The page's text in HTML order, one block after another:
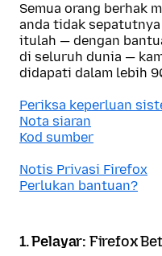
Semua orang berhak
anda tidak sepatutnya
itulah — dengan
di seluruh dunia —
didapati dalam lebih
Periksa keperluan
Nota siaran
Kod sumber
Notis Privasi Firefox
Perlukan bantuan?
1. Pelayar: Firefox